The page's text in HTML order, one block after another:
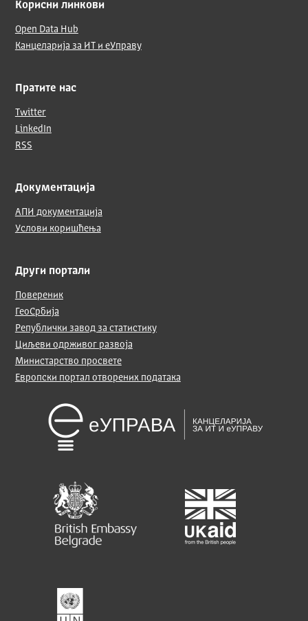
Корисни линкови
Open Data Hub
Канцеларија за ИТ и еУправу
Пратите нас
Twitter
LinkedIn
RSS
Документација
АПИ документација
Услови коришћења
Други портали
Повереник
ГеоСрбија
Републички завод за статистику
Циљеви одрживог развоја
Министарство просвете
Европски портал отворених података